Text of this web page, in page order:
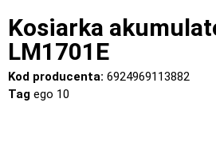
Kosiarka
LM1701E
Kod producenta: 6924969113882
Tag ego 10